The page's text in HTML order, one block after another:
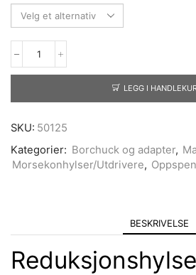
LEGG I
SKU: 50125
Kategorier: Borchuck og adapter,
Morsekonhylser/Utdrivere,
BESKRIVELSE